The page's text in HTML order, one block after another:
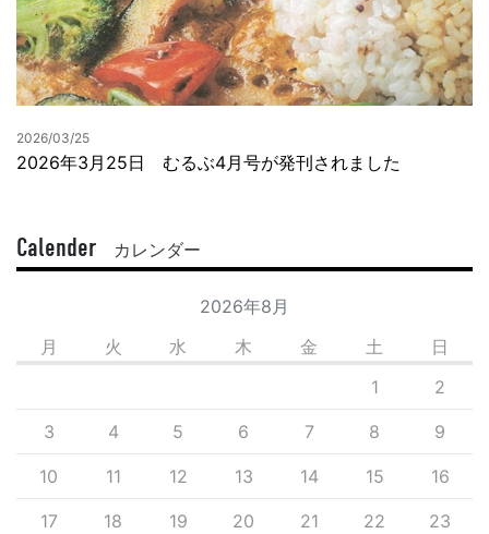
2026/03/25
2026年3月25日 むるぶ4月号が発刊されました
Calender カレンダー
2026年8月
月
火 水 木 金 土 日
1 2
3 4 5 6 7 8 9
10 11 12 13 14 15 16
17 18 19 20 21 22 23